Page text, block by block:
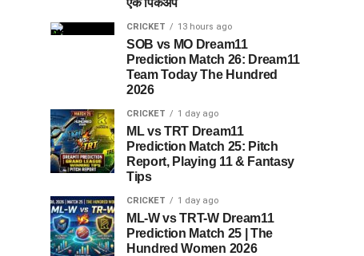
CRICKET 13 hours ago
SOB vs MO Dream11
Prediction Match 26: Dream11
Team Today The Hundred
2026
CRICKET 1 day ago
ML vs TRT Dream11
Prediction Match 25: Pitch
Report, Playing 11 & Fantasy
Tips
CRICKET 1 day ago
ML-W vs TRT-W Dream11
Prediction Match 25 | The
Hundred Women 2026